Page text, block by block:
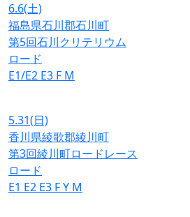
6.6(土)
福島県石川郡石川町
第5回石川クリテリウム
ロード
E1/E2 E3 F M
5.31(日)
香川県綾歌郡綾川町
第3回綾川町ロードレース
ロード
E1 E2 E3 FY M